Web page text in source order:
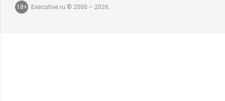
18+
Executive.ru © 2000 – 2026.